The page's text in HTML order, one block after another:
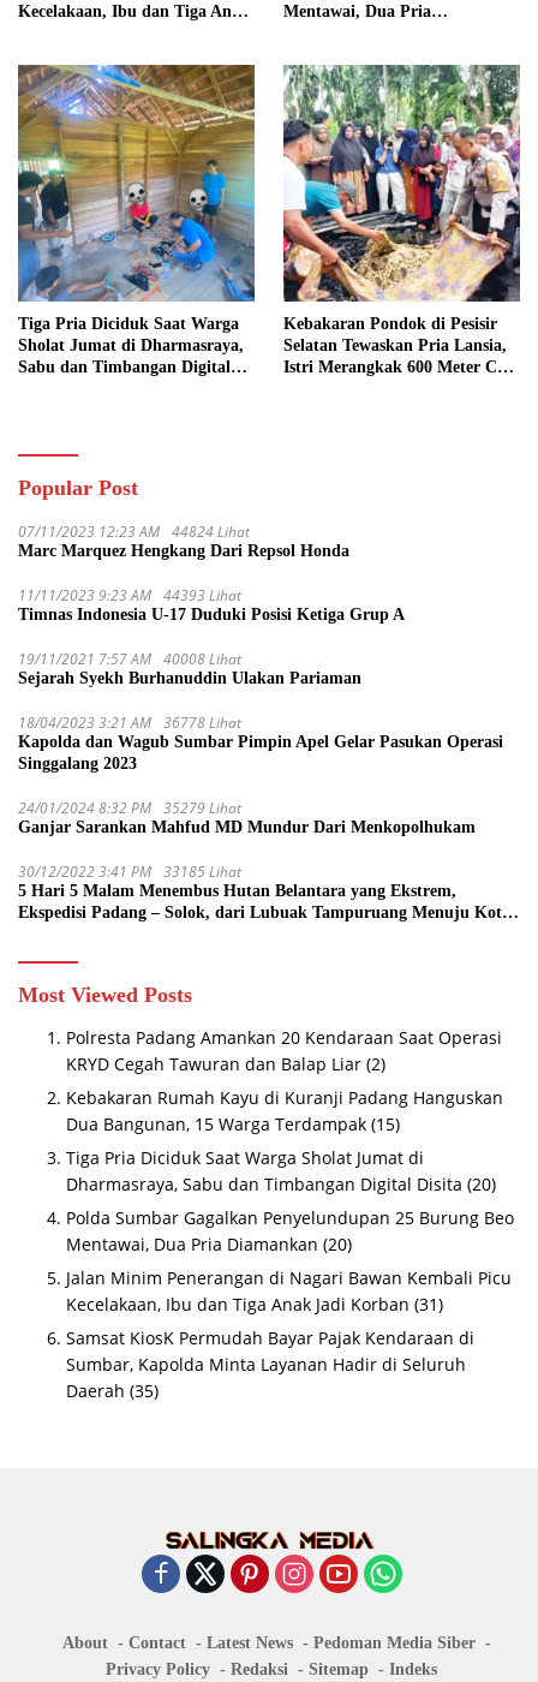
Kecelakaan, Ibu dan Tiga Anak
Mentawai, Dua Pria
Tiga Pria Diciduk Saat Warga
Sholat Jumat di Dharmasraya,
Sabu dan Timbangan Digital
Kebakaran Pondok di Pesisir
Selatan Tewaskan Pria Lansia,
Istri Merangkak 600 Meter Cari
Popular Post
07/11/2023 12:23 AM 44824 Lihat
Marc Marquez Hengkang Dari Repsol Honda
11/11/2023 9:23 AM 44393 Lihat
Timnas Indonesia U-17 Duduki Posisi Ketiga Grup A
19/11/2021 7:57 AM 40008 Lihat
Sejarah Syekh Burhanuddin Ulakan Pariaman
18/04/2023 3:21 AM 36778 Lihat
Kapolda dan Wagub Sumbar Pimpin Apel Gelar Pasukan Operasi
Singgalang 2023
24/01/2024 8:32 PM 35279 Lihat
Ganjar Sarankan Mahfud MD Mundur Dari Menkopolhukam
30/12/2022 3:41 PM 33185 Lihat
5 Hari 5 Malam Menembus Hutan Belantara yang Ekstrem,
Ekspedisi Padang – Solok, dari Lubuak Tampuruang Menuju Koto
Most Viewed Posts
Polresta Padang Amankan 20 Kendaraan Saat Operasi
KRYD Cegah Tawuran dan Balap Liar (2)
Kebakaran Rumah Kayu di Kuranji Padang Hanguskan
Dua Bangunan, 15 Warga Terdampak (15)
Tiga Pria Diciduk Saat Warga Sholat Jumat di
Dharmasraya, Sabu dan Timbangan Digital Disita (20)
Polda Sumbar Gagalkan Penyelundupan 25 Burung Beo
Mentawai, Dua Pria Diamankan (20)
Jalan Minim Penerangan di Nagari Bawan Kembali Picu
Kecelakaan, Ibu dan Tiga Anak Jadi Korban (31)
Samsat KiosK Permudah Bayar Pajak Kendaraan di
Sumbar, Kapolda Minta Layanan Hadir di Seluruh
Daerah (35)
About Contact Latest News
Pedoman Media Siber
Privacy Policy
Redaksi Sitemap Indeks